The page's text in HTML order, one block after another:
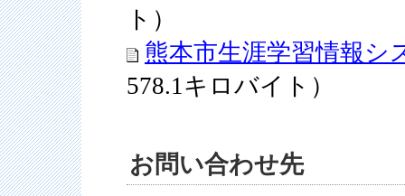
ト）
熊本市生涯学習情報シ
578.1キロバイト）
お問い合わせ先